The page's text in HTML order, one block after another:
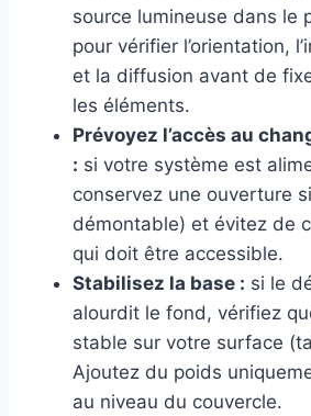
source lumineuse dans le
pour vérifier l’orientation,
et la diffusion avant de
les éléments.
Prévoyez l’accès au
: si votre système est
conservez une ouverture
démontable) et évitez de
qui doit être accessible.
Stabilisez la base : si le
alourdit le fond, vérifiez
stable sur votre surface
Ajoutez du poids
au niveau du couvercle.